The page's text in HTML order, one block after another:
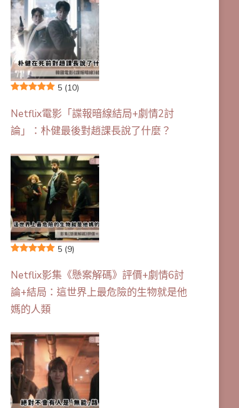
5 (10)
Netflix電影「諜報暗線結局+劇情2討
論」：朴健最後對趙課長說了什麼？
5 (9)
Netflix影集《懸案解碼》評價+劇情6討
論+結局：這世界上最危險的生物就是他
媽的人類